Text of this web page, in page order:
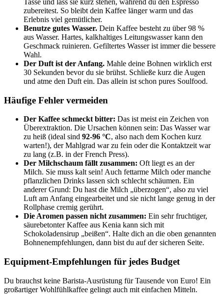
Tasse und lass sie kurz stehen, während du den Espresso
zubereitest. So bleibt dein Kaffee länger warm und das
Erlebnis viel gemütlicher.
Benutze gutes Wasser. Dein Kaffee besteht zu über 98 %
aus Wasser. Hartes, kalkhaltiges Leitungswasser kann den
Geschmack ruinieren. Gefiltertes Wasser ist immer die bessere
Wahl.
Der Duft ist der Anfang. Mahle deine Bohnen wirklich erst
30 Sekunden bevor du sie brühst. Schließe kurz die Augen
und atme den Duft ein. Das allein ist schon pures Soulfood.
Häufige Fehler vermeiden
Der Kaffee schmeckt bitter: Das ist meist ein Zeichen von
Überextraktion. Die Ursachen können sein: Das Wasser war
zu heiß (ideal sind 92-96 °C, also nach dem Kochen kurz
warten!), der Mahlgrad war zu fein oder die Kontaktzeit war
zu lang (z.B. in der French Press).
Der Milchschaum fällt zusammen: Oft liegt es an der
Milch. Sie muss kalt sein! Auch fettarme Milch oder manche
pflanzlichen Drinks lassen sich schlecht schäumen. Ein
anderer Grund: Du hast die Milch „überzogen“, also zu viel
Luft am Anfang eingearbeitet und sie nicht lange genug in der
Rollphase cremig gerührt.
Die Aromen passen nicht zusammen: Ein sehr fruchtiger,
säurebetonter Kaffee aus Kenia kann sich mit
Schokoladensirup „beißen“. Halte dich an die oben genannten
Bohnenempfehlungen, dann bist du auf der sicheren Seite.
Equipment-Empfehlungen für jedes Budget
Du brauchst keine Barista-Ausrüstung für Tausende von Euro! Ein
großartiger Wohlfühlkaffee gelingt auch mit einfachen Mitteln.